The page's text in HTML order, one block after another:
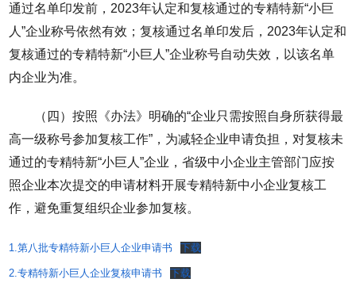
通过名单印发前，2023年认定和复核通过的专精特新“小巨
人”企业称号依然有效；复核通过名单印发后，2023年认定和
复核通过的专精特新“小巨人”企业称号自动失效，以该名单
内企业为准。
（四）按照《办法》明确的“企业只需按照自身所获得最
高一级称号参加复核工作”，为减轻企业申请负担，对复核未
通过的专精特新“小巨人”企业，省级中小企业主管部门应按
照企业本次提交的申请材料开展专精特新中小企业复核工
作，避免重复组织企业参加复核。
1.第八批专精特新小巨人企业申请书 下载
2.专精特新小巨人企业复核申请书 下载